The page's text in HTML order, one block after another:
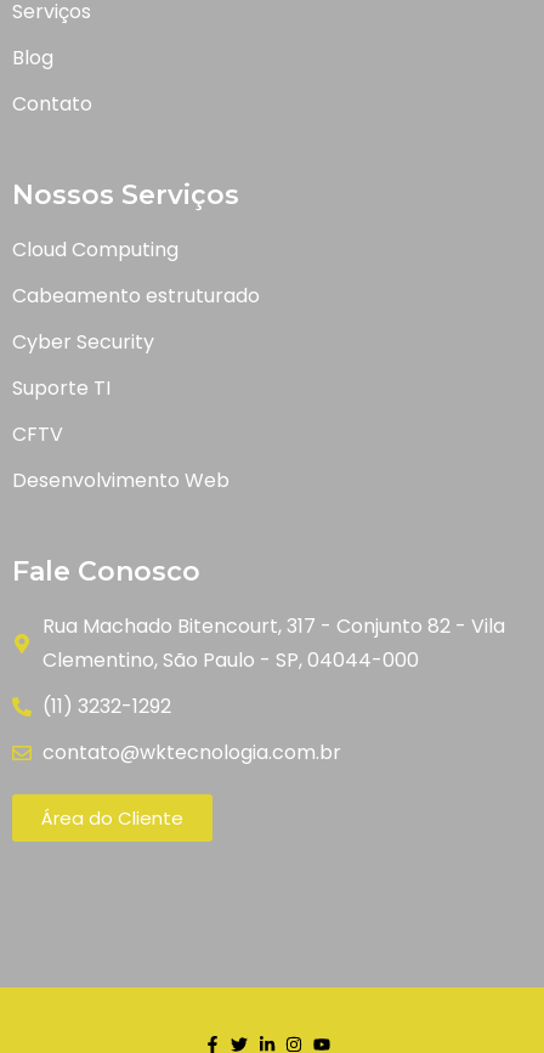
Serviços
Blog
Contato
Nossos Serviços
Cloud Computing
Cabeamento estruturado
Cyber Security
Suporte TI
CFTV
Desenvolvimento Web
Fale Conosco
Rua Machado Bitencourt, 317 - Conjunto 82 - Vila
Clementino, São Paulo - SP, 04044-000
(11) 3232-1292
contato@wktecnologia.com.br
Área do Cliente